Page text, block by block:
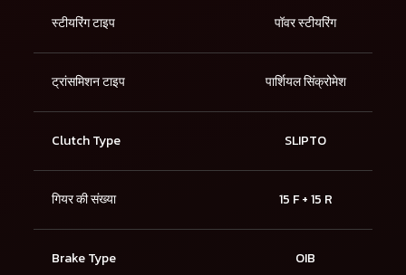
स्टीयरिंग टाइप पॉवर स्टीयरिंग
ट्रांसमिशन टाइप पार्शियल सिंक्रोमेश
Clutch Type SLIPTO
गियर की संख्या 15 F + 15 R
Brake Type OIB